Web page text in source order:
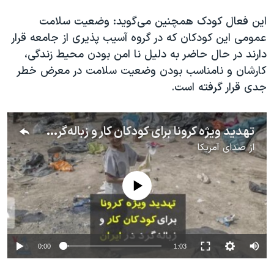
سفر پرزیدنت ترامپ به چین
این فعال کودک همچنین می‌گوید: وضعیت سلامت
عمومی این کودکان که در گروه آسیب پذیری از جامعه قرار
دارند در حال حاضر به دلیل نا امن بودن محیط زندگی،
کارشان و نامناسب بودن وضعیت سلامت در معرض خطر
جدی قرار گرفته است.
تهدید ویژه کرونا برای کودکان کار و زباله‌گرد در ایران؛ گفتگو با حامد فرمند، فعال حقوق کودک
ازصدای آمریکا
No media source currently available
0:00 1:03